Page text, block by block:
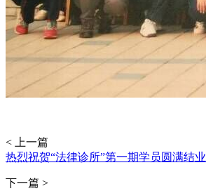
< 上一篇
热烈祝贺“法律诊所”第一期学员圆满结业
下一篇 >